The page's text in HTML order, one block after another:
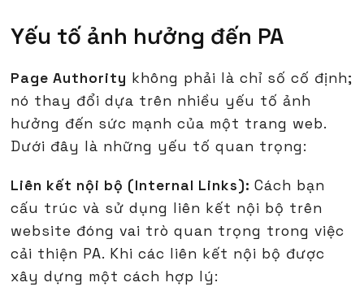
Yếu tố ảnh hưởng đến PA
Page Authority không phải là chỉ số cố định;
nó thay đổi dựa trên nhiều yếu tố ảnh
hưởng đến sức mạnh của một trang web.
Dưới đây là những yếu tố quan trọng:
Liên kết nội bộ (Internal Links):Cách bạn
cấu trúc và sử dụng liên kết nội bộ trên
website đóng vai trò quan trọng trong việc
cải thiện PA. Khi các liên kết nội bộ được
xây dựng một cách hợp lý: